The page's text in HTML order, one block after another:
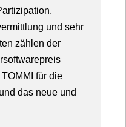
und sehr
zählen der
für die
das neue und